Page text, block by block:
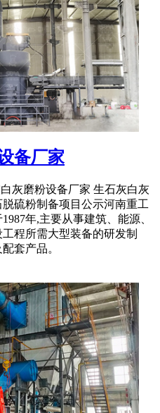
备厂家
灰磨粉设备厂家 生石灰白灰
硫粉制备项目公示河南重工
年,主要从事建筑、能源、
程所需大型装备的研发制
套产品。